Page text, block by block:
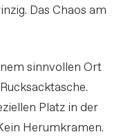
Das Chaos am
sinnvollen Ort
Platz in der
Herumkramen.